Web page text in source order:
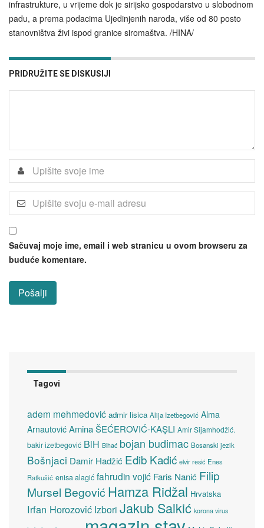
infrastrukture, u vrijeme dok je sirijsko gospodarstvo u slobodnom
padu, a prema podacima Ujedinjenih naroda, više od 80 posto
stanovništva živi ispod granice siromaštva. /HINA/
PRIDRUŽITE SE DISKUSIJI
Sačuvaj moje ime, email i web stranicu u ovom browseru za
buduće komentare.
Tagovi
adem mehmedović admir lisica Alija Izetbegović Alma
Arnautović Amina ŠEĆEROVIĆ-KAŞLI Amir Sijamhodžić.
bakir izetbegović BiH Bihać bojan budimac Bosanski jezik
Bošnjaci Damir Hadžić Edib Kadić elvir resić Enes
Ratkušić enisa alagić fahrudin vojić Faris Nanić Filip
Mursel Begović Hamza Ridžal Hrvatska
Irfan Horozović Izbori Jakub Salkić korona virus